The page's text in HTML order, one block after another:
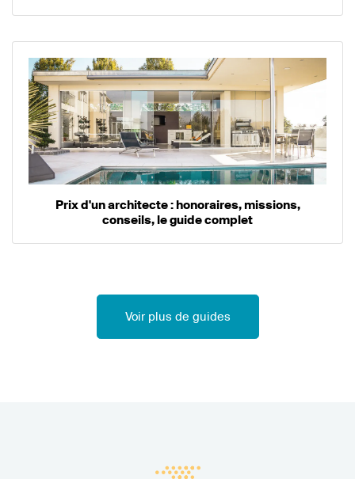
Prix d'un architecte : honoraires, missions,
conseils, le guide complet
Voir plus de guides